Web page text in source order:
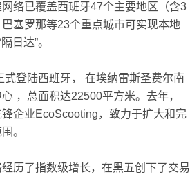
络已覆盖西班牙47个主要地区（含3
塞罗那等23个重点城市可实现本地
日达”。
登陆西班牙， 在埃纳雷斯圣费尔南
，总面积达22500平方米。去年，
企业EcoScooting，致力于扩大和完
。
历了指数级增长，在黑五创下了交易